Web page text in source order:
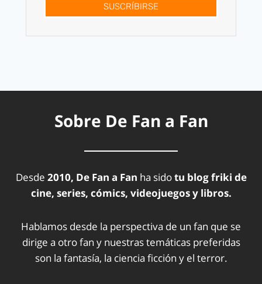
SUSCRÍBIRSE
Sobre De Fan a Fan
Desde 2010, De Fan a Fan ha sidotu blog friki de
cine, series, cómics, videojuegos y libros.
Hablamos desde la perspectiva de un fan que se
dirige a otro fan y nuestras temáticas preferidas
son la fantasía, la ciencia ficción y el terror.